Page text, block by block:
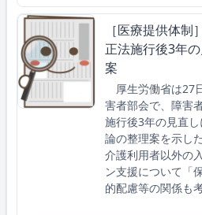
［医療提供体
正法施行後3年
案
厚生労働省は27
害者部会で、障害
施行後3年の見直
論の整理案を示し
介護利用者以外の
ン支援について「
的配慮等の関係も